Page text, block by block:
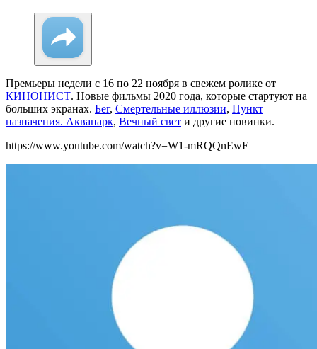
Премьеры недели с 16 по 22 ноября в свежем ролике от
КИНОНИСТ. Новые фильмы 2020 года, которые стартуют на
больших экранах. Бег, Смертельные иллюзии, Пункт
назначения. Аквапарк, Вечный свет и другие новинки.
https://www.youtube.com/watch?v=W1-mRQQnEwE